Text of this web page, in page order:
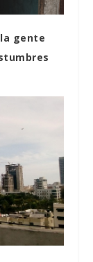
gente